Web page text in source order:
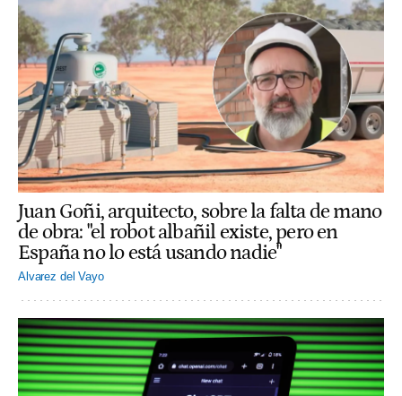
Juan Goñi, arquitecto, sobre la falta de mano
de obra: "el robot albañil existe, pero en
España no lo está usando nadie"
Alvarez del Vayo